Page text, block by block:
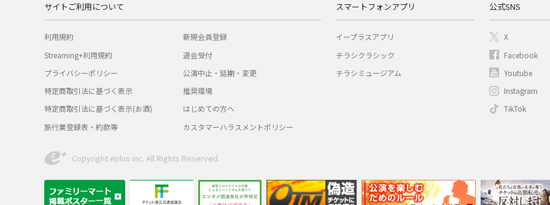
サイトご利用について
利用規約
Streaming+利用規約
プライバシーポリシー
特定商取引法に基づく表示
特定商取引法に基づく表示(お酒)
旅行業登録表・約款等
新規会員登録
退会受付
公演中止・延期・変更
推奨環境
はじめての方へ
カスタマーハラスメントポリシー
スマートフォンアプリ
イープラスアプリ
チラシクラシック
チラシミュージアム
公式SNS
X
Facebook
Youtube
Instagram
TikTok
Copyright eplus inc. All Rights Reserved.